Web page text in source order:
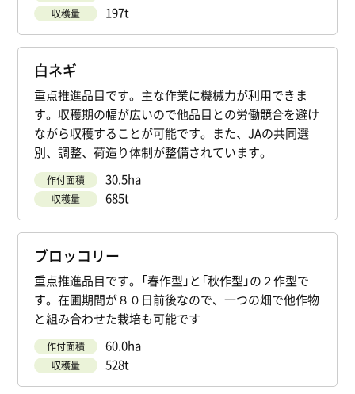
収穫量 197t
白ネギ
重点推進品目です。主な作業に機械力が利用できま
す。収穫期の幅が広いので他品目との労働競合を避け
ながら収穫することが可能です。また、JAの共同選
別、調整、荷造り体制が整備されています。
作付面積 30.5ha
収穫量 685t
ブロッコリー
重点推進品目です。「春作型」と「秋作型」の２作型で
す。在圃期間が８０日前後なので、一つの畑で他作物
と組み合わせた栽培も可能です
作付面積 60.0ha
収穫量 528t